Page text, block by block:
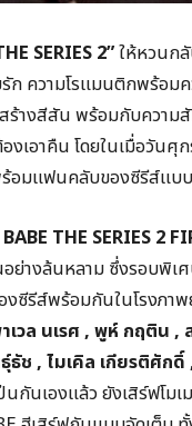
SERIES 2”ให้หวนก
ความโรแมนติกพร้อม
ร้างสีสัน พร้อมกับควา
งเอาคืน โดยในเมื่อวัน
มแฟนคลับของซีรีส์แบบ
THE SERIES2
อย่างล้นหลาม ซึ่งรอบพิ
รีส์พร้อมกันในโรงภา
เวล นเรศ ,พูห์ กฤติน ,
ธัช ,ไมเคิล เกียรติศักดิ์
กันเองแล้ว ยังเสิร์ฟโม